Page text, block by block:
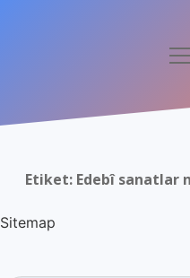
Hakkımızda
Etiket: Edebî sanatlar
Sitemap